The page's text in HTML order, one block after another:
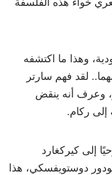
خواء هذه الفلسفة
وهذا ما اكتشفه
لقد فهم سارتر
وعرف أنه ينقض
إلى ركام.
إلى كيركغارد
دوستويفسكي، هذا